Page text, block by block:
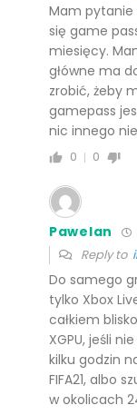
Mam pytanie
się game
miesięcy.
główne ma
zrobić, żeby
gamepass
nic innego
0 0
Pawelan
Reply to
Do samego
tylko Xbox
całkiem
XGPU, jeśli
kilku godzin
FIFA21, albo
w okolicach